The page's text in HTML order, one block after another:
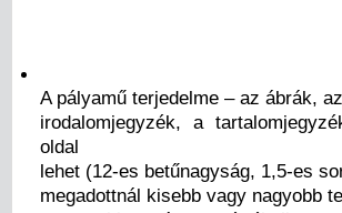
A pályamű terjedelme – az ábrák,
irodalomjegyzék, a
oldal
lehet (12-es betűnagyság, 1,5-es
megadottnál kisebb vagy nagyobb